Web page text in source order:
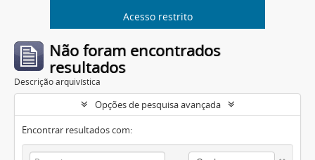
Acesso restrito
Não foram encontrados
resultados
Descrição arquivística
Opções de pesquisa avançada
Encontrar resultados com: